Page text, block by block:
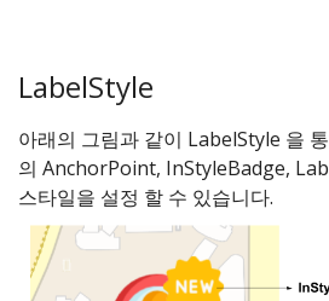
LabelStyle
아래의 그림과 같이 LabelStyle 을
의 AnchorPoint, InStyleBadge,
스타일을 설정 할 수 있습니다.